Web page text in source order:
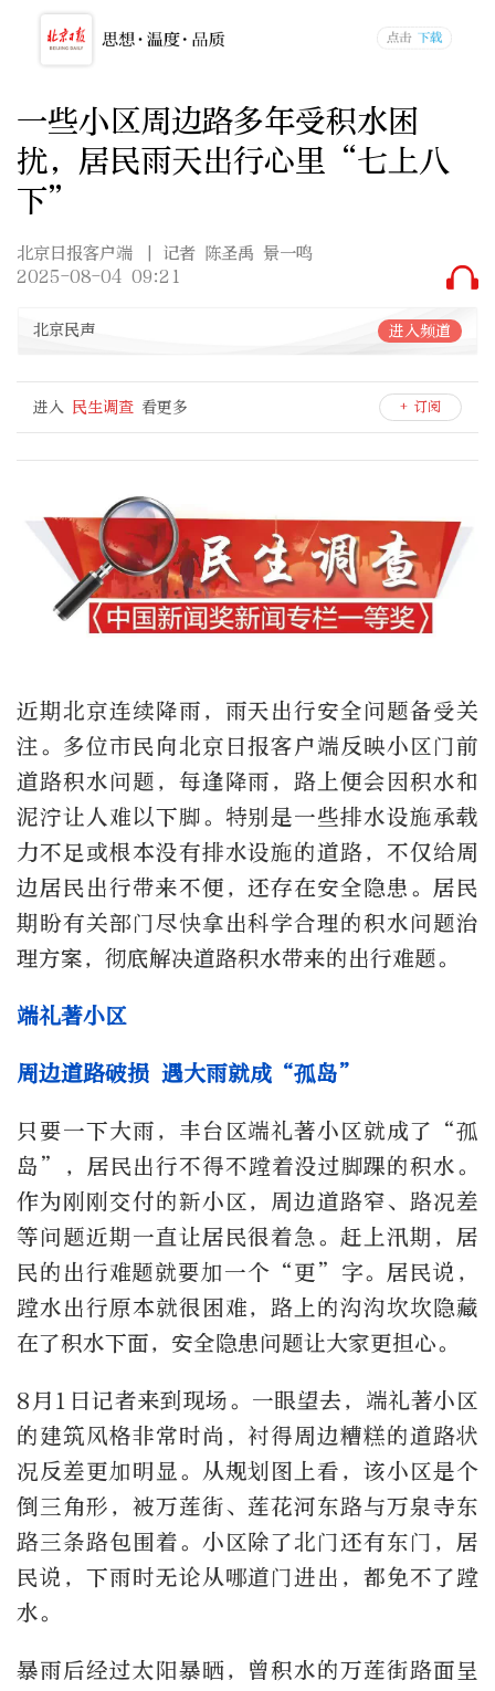
一些小区周边路多年受积水困
扰，居民雨天出行心里“七上八
下”
北京日报客户端
| 记者 陈圣禹 景一鸣
2025-08-04 09:21
北京民声 进入频道
进入 民生调查 看更多 + 订阅
近期北京连续降雨，雨天出行安全问题备受关
注。多位市民向北京日报客户端反映小区门前
道路积水问题，每逢降雨，路上便会因积水和
泥泞让人难以下脚。特别是一些排水设施承载
力不足或根本没有排水设施的道路，不仅给周
边居民出行带来不便，还存在安全隐患。居民
期盼有关部门尽快拿出科学合理的积水问题治
理方案，彻底解决道路积水带来的出行难题。
端礼著小区
周边道路破损 遇大雨就成“孤岛”
只要一下大雨，丰台区端礼著小区就成了“孤
岛”，居民出行不得不蹚着没过脚踝的积水。
作为刚刚交付的新小区，周边道路窄、路况差
等问题近期一直让居民很着急。赶上汛期，居
民的出行难题就要加一个“更”字。居民说，
蹚水出行原本就很困难，路上的沟沟坎坎隐藏
在了积水下面，安全隐患问题让大家更担心。
8月1日记者来到现场。一眼望去，端礼著小区
的建筑风格非常时尚，衬得周边糟糕的道路状
况反差更加明显。从规划图上看，该小区是个
倒三角形，被万莲街、莲花河东路与万泉寺东
路三条路包围着。小区除了北门还有东门，居
民说，下雨时无论从哪道门进出，都免不了蹚
水。
暴雨后经过太阳暴晒，曾积水的万莲街路面呈